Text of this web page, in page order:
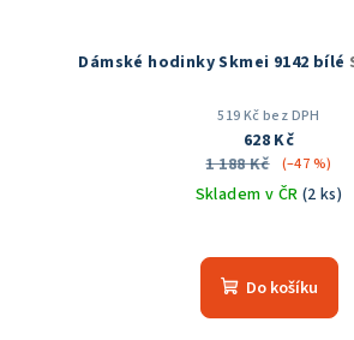
Dámské hodinky Skmei 9142 bílé
519 Kč bez DPH
628 Kč
1 188 Kč
(–47 %)
Skladem v ČR (2 ks)
hodnocení
produktu
Do košíku